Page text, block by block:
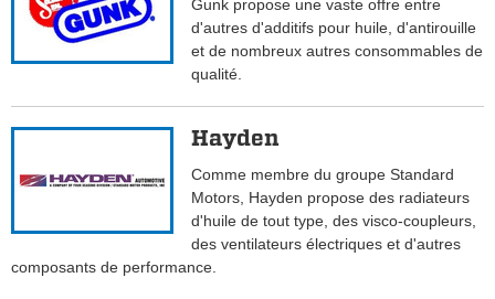
Gunk propose une vaste offre entre
d'autres d'additifs pour huile, d'antirouille
et de nombreux autres consommables de
qualité.
Hayden
Comme membre du groupe Standard
Motors, Hayden propose des radiateurs
d'huile de tout type, des visco-coupleurs,
des ventilateurs électriques et d'autres
composants de performance.